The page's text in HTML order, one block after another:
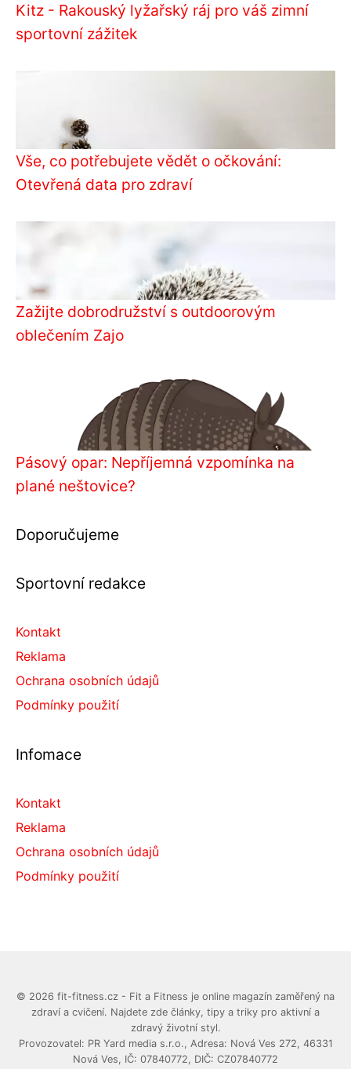
Kitz - Rakouský lyžařský ráj pro váš zimní
sportovní zážitek
Vše, co potřebujete vědět o očkování:
Otevřená data pro zdraví
Zažijte dobrodružství s outdoorovým
oblečením Zajo
Pásový opar: Nepříjemná vzpomínka na
plané neštovice?
Doporučujeme
Sportovní redakce
Kontakt
Reklama
Ochrana osobních údajů
Podmínky použití
Infomace
Kontakt
Reklama
Ochrana osobních údajů
Podmínky použití
© 2026 fit-fitness.cz - Fit a Fitness je online magazín zaměřený na
zdraví a cvičení. Najdete zde články, tipy a triky pro aktivní a
zdravý životní styl.
Provozovatel: PR Yard media s.r.o., Adresa: Nová Ves 272, 46331
Nová Ves, IČ: 07840772, DIČ: CZ07840772